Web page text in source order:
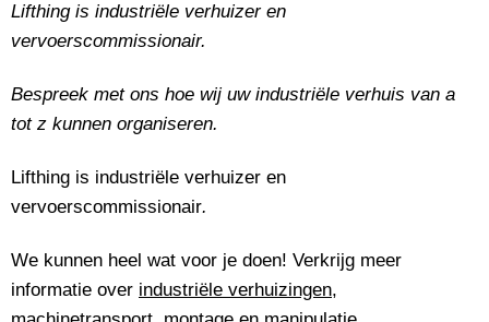
Lifthing is industriële verhuizer en
vervoerscommissionair.
Bespreek met ons hoe wij uw industriële verhuis van a
tot z kunnen organiseren.
Lifthing is industriële verhuizer en
vervoerscommissionair.
We kunnen heel wat voor je doen! Verkrijg meer
informatie over industriële verhuizingen,